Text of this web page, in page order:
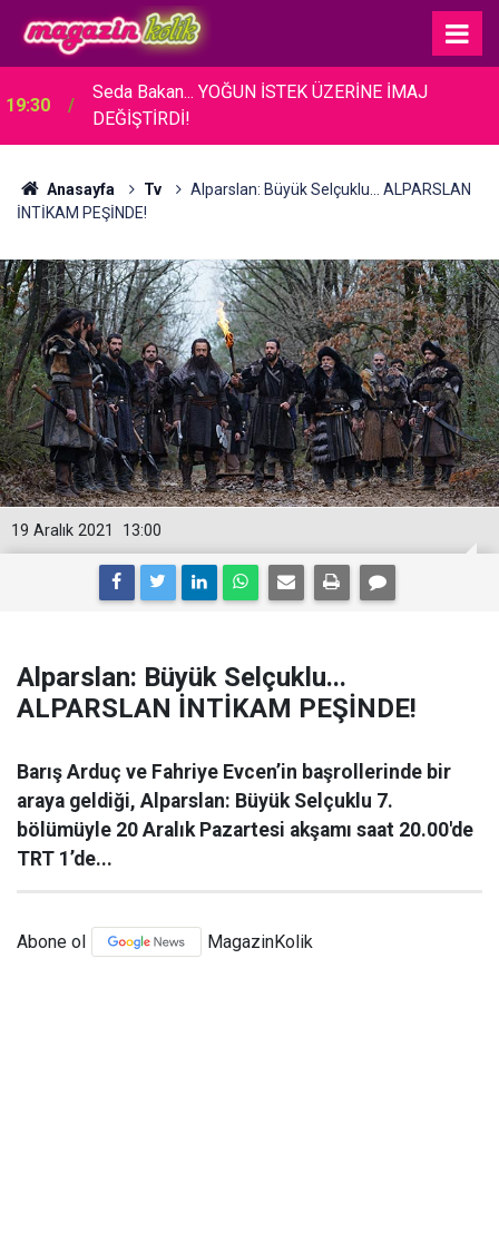
19:30
Seda Bakan... YOĞUN İSTEK ÜZERİNE İMAJ
DEĞİŞTİRDİ!
Anasayfa Tv
Alparslan: Büyük Selçuklu... ALPARSLAN
İNTİKAM PEŞİNDE!
13:00
19 Aralık 2021
Alparslan: Büyük Selçuklu...
ALPARSLAN İNTİKAM PEŞİNDE!
Barış Arduç ve Fahriye Evcen’in başrollerinde bir
araya geldiği, Alparslan: Büyük Selçuklu 7.
bölümüyle 20 Aralık Pazartesi akşamı saat 20.00'de
TRT 1’de...
Abone ol MagazinKolik